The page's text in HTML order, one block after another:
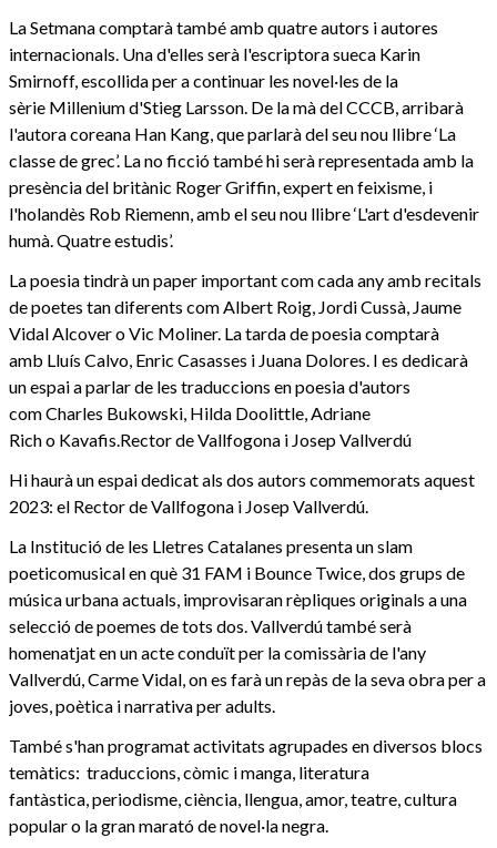
La Setmana comptarà també amb quatre autors i autores
internacionals. Una d'elles serà l'escriptora sueca Karin
Smirnoff, escollida per a continuar les novel·les de la
sèrie Millenium d'Stieg Larsson. De la mà del CCCB, arribarà
l'autora coreana Han Kang, que parlarà del seu nou llibre ‘La
classe de grec’. La no ficció també hi serà representada amb la
presència del britànic Roger Griffin, expert en feixisme, i
l'holandès Rob Riemenn, amb el seu nou llibre ‘L'art d'esdevenir
humà. Quatre estudis’.
La poesia tindrà un paper important com cada any amb recitals
de poetes tan diferents com Albert Roig, Jordi Cussà, Jaume
Vidal Alcover o Vic Moliner. La tarda de poesia comptarà
amb Lluís Calvo, Enric Casasses i Juana Dolores. I es dedicarà
un espai a parlar de les traduccions en poesia d'autors
com Charles Bukowski, Hilda Doolittle, Adriane
Rich o Kavafis.Rector de Vallfogona i Josep Vallverdú
Hi haurà un espai dedicat als dos autors commemorats aquest
2023: el Rector de Vallfogona i Josep Vallverdú.
La Institució de les Lletres Catalanes presenta un slam
poeticomusical en què 31 FAM i Bounce Twice, dos grups de
música urbana actuals, improvisaran rèpliques originals a una
selecció de poemes de tots dos. Vallverdú també serà
homenatjat en un acte conduït per la comissària de l'any
Vallverdú, Carme Vidal, on es farà un repàs de la seva obra per a
joves, poètica i narrativa per adults.
També s'han programat activitats agrupades en diversos blocs
temàtics: traduccions, còmic i manga, literatura
fantàstica, periodisme, ciència, llengua, amor, teatre, cultura
popular o la gran marató de novel·la negra.